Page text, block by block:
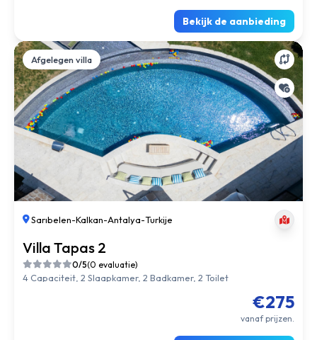
Bekijk de aanbieding
Afgelegen villa
Sarıbelen-Kalkan-Antalya-Turkije
Villa Tapas 2
0/5(0 evaluatie)
4 Capaciteit, 2 Slaapkamer, 2 Badkamer, 2 Toilet
€275
vanaf prijzen.